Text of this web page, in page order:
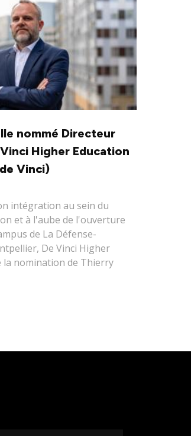
nommé Directeur
Higher Education
Vinci)
intégration au sein du
et à l'aube de l'ouverture
de La Défense-
De Vinci Higher
la nomination de Thierry